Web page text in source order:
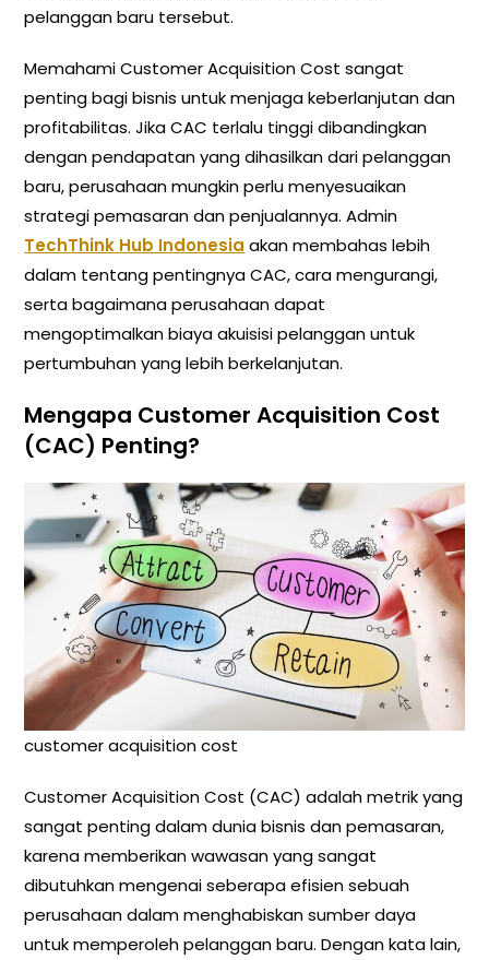
pelanggan baru tersebut.
Memahami Customer Acquisition Cost sangat
penting bagi bisnis untuk menjaga keberlanjutan dan
profitabilitas. Jika CAC terlalu tinggi dibandingkan
dengan pendapatan yang dihasilkan dari pelanggan
baru, perusahaan mungkin perlu menyesuaikan
strategi pemasaran dan penjualannya. Admin
TechThink Hub Indonesia akan membahas lebih
dalam tentang pentingnya CAC, cara mengurangi,
serta bagaimana perusahaan dapat
mengoptimalkan biaya akuisisi pelanggan untuk
pertumbuhan yang lebih berkelanjutan.
Mengapa Customer Acquisition Cost
(CAC) Penting?
customer acquisition cost
Customer Acquisition Cost (CAC) adalah metrik yang
sangat penting dalam dunia bisnis dan pemasaran,
karena memberikan wawasan yang sangat
dibutuhkan mengenai seberapa efisien sebuah
perusahaan dalam menghabiskan sumber daya
untuk memperoleh pelanggan baru. Dengan kata lain,